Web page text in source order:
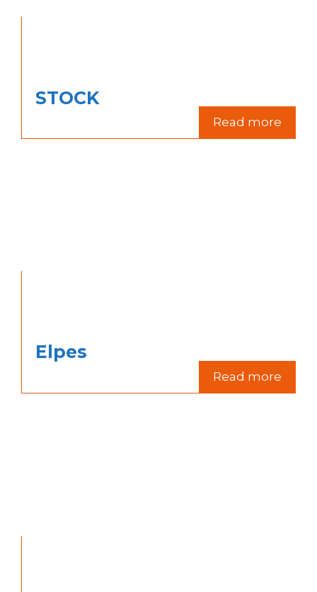
STOCK
Read more
Elpes
Read more